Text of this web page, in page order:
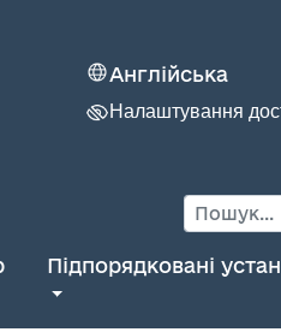
Англійська
Налаштування
Підпорядковані